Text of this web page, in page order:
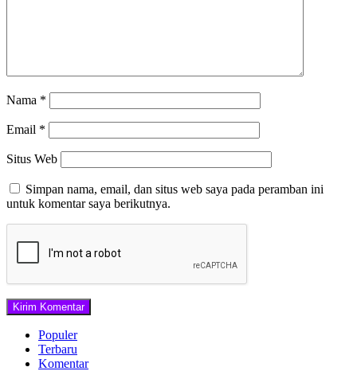
Nama *
Email *
Situs Web
Simpan nama, email, dan situs web saya pada peramban ini
untuk komentar saya berikutnya.
Populer
Terbaru
Komentar